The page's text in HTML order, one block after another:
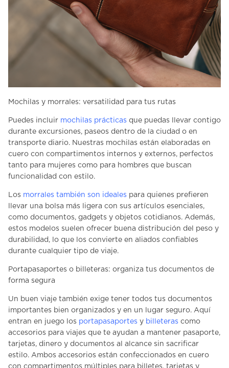
Mochilas y morrales: versatilidad para tus rutas
Puedes incluir mochilas prácticas que puedas llevar contigo
durante excursiones, paseos dentro de la ciudad o en
transporte diario. Nuestras mochilas están elaboradas en
cuero con compartimentos internos y externos, perfectos
tanto para mujeres como para hombres que buscan
funcionalidad con estilo.
Los morrales también son ideales para quienes prefieren
llevar una bolsa más ligera con sus artículos esenciales,
como documentos, gadgets y objetos cotidianos. Además,
estos modelos suelen ofrecer buena distribución del peso y
durabilidad, lo que los convierte en aliados confiables
durante cualquier tipo de viaje.
Portapasaportes o billeteras: organiza tus documentos de
forma segura
Un buen viaje también exige tener todos tus documentos
importantes bien organizados y en un lugar seguro. Aquí
entran en juego los portapasaportes y billeteras como
accesorios para viajes que te ayudan a mantener pasaporte,
tarjetas, dinero y documentos al alcance sin sacrificar
estilo. Ambos accesorios están confeccionados en cuero
con compartimentos múltiples para billetes, tarjetas y